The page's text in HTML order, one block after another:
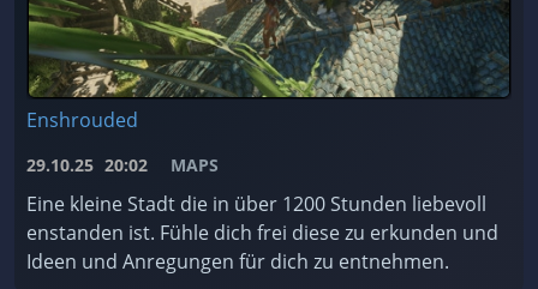
Enshrouded
29.10.25 20:02 MAPS
Eine kleine Stadt die in über 1200 Stunden liebevoll
enstanden ist. Fühle dich frei diese zu erkunden und
Ideen und Anregungen für dich zu entnehmen.